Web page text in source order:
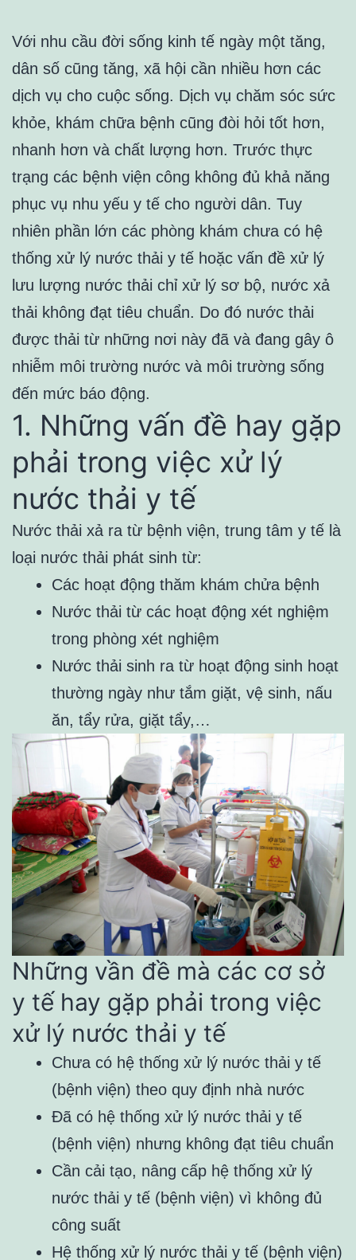
Với nhu cầu đời sống kinh tế ngày một tăng,
dân số cũng tăng, xã hội cần nhiều hơn các
dịch vụ cho cuộc sống. Dịch vụ chăm sóc sức
khỏe, khám chữa bệnh cũng đòi hỏi tốt hơn,
nhanh hơn và chất lượng hơn. Trước thực
trạng các bệnh viện công không đủ khả năng
phục vụ nhu yếu y tế cho người dân. Tuy
nhiên phần lớn các phòng khám chưa có hệ
thống xử lý nước thải y tế hoặc vấn đề xử lý
lưu lượng nước thải chỉ xử lý sơ bộ, nước xả
thải không đạt tiêu chuẩn. Do đó nước thải
được thải từ những nơi này đã và đang gây ô
nhiễm môi trường nước và môi trường sống
đến mức báo động.
1. Những vấn đề hay gặp
phải trong việc xử lý
nước thải y tế
Nước thải xả ra từ bệnh viện, trung tâm y tế là
loại nước thải phát sinh từ:
Các hoạt động thăm khám chửa bệnh
Nước thải từ các hoạt động xét nghiệm
trong phòng xét nghiệm
Nước thải sinh ra từ hoạt động sinh hoạt
thường ngày như tắm giặt, vệ sinh, nấu
ăn, tẩy rửa, giặt tẩy,…
Những vần đề mà các cơ sở
y tế hay gặp phải trong việc
xử lý nước thải y tế
Chưa có hệ thống xử lý nước thải y tế
(bệnh viện) theo quy định nhà nước
Đã có hệ thống xử lý nước thải y tế
(bệnh viện) nhưng không đạt tiêu chuẩn
Cần cải tạo, nâng cấp hệ thống xử lý
nước thải y tế (bệnh viện) vì không đủ
công suất
Hệ thống xử lý nước thải y tế (bệnh viện)